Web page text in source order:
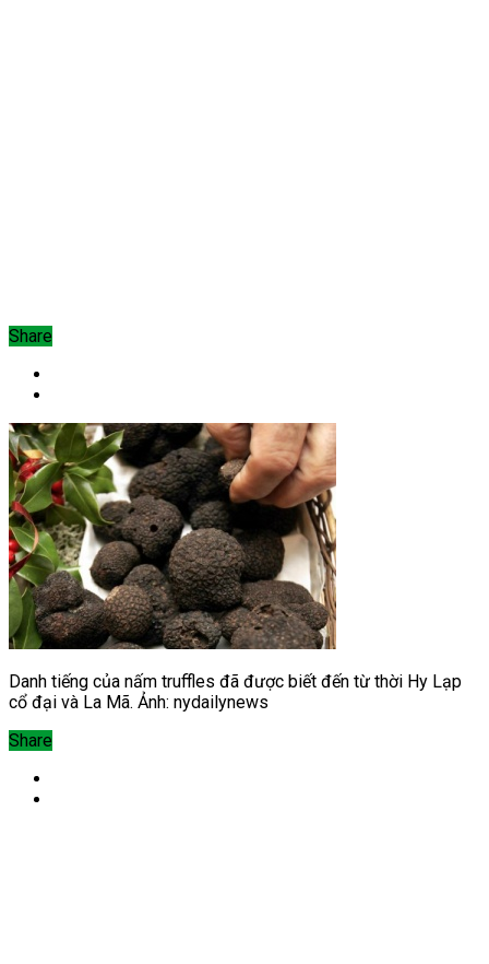
Share
Danh tiếng của nấm truffles đã được biết đến từ thời Hy Lạp
cổ đại và La Mã. Ảnh: nydailynews
Share